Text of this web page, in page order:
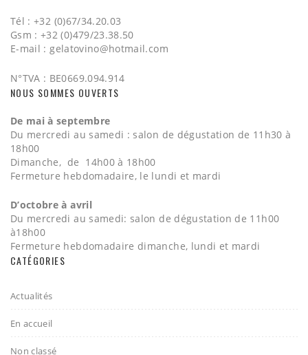
Tél : +32 (0)67/34.20.03
Gsm : +32 (0)479/23.38.50
E-mail :gelatovino@hotmail.com
N°TVA : BE0669.094.914
NOUS SOMMES OUVERTS
De mai à septembre
Du mercredi au samedi : salon de dégustation de 11h30 à
18h00
Dimanche, de 14h00 à 18h00
Fermeture hebdomadaire, le lundi et mardi
D’octobre à avril
Du mercredi au samedi: salon de dégustation de 11h00
à18h00
Fermeture hebdomadaire dimanche, lundi et mardi
CATÉGORIES
Actualités
En accueil
Non classé